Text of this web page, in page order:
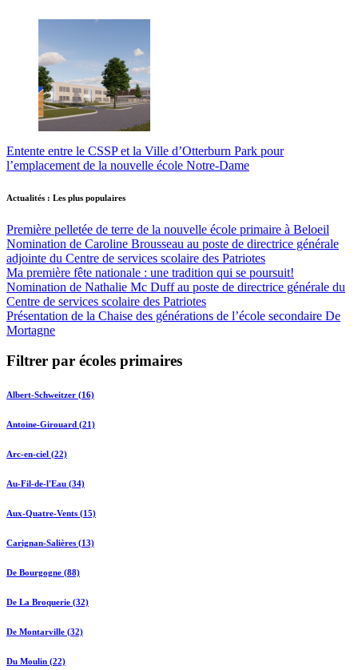
Entente entre le CSSP et la Ville d’Otterburn Park pour
l’emplacement de la nouvelle école Notre-Dame
Actualités : Les plus populaires
Première pelletée de terre de la nouvelle école primaire à Beloeil
Nomination de Caroline Brousseau au poste de directrice générale
adjointe du Centre de services scolaire des Patriotes
Ma première fête nationale : une tradition qui se poursuit!
Nomination de Nathalie Mc Duff au poste de directrice générale du
Centre de services scolaire des Patriotes
Présentation de la Chaise des générations de l’école secondaire De
Mortagne
Filtrer par écoles primaires
Albert-Schweitzer (16)
Antoine-Girouard (21)
Arc-en-ciel (22)
Au-Fil-de-l'Eau (34)
Aux-Quatre-Vents (15)
Carignan-Salières (13)
De Bourgogne (88)
De La Broquerie (32)
De Montarville (32)
Du Moulin (22)